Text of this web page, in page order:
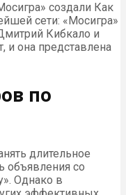
создали Как
сети: «Мосигра»
Кибкало и
и она представлена
по
длительное
объявления со
Однако в